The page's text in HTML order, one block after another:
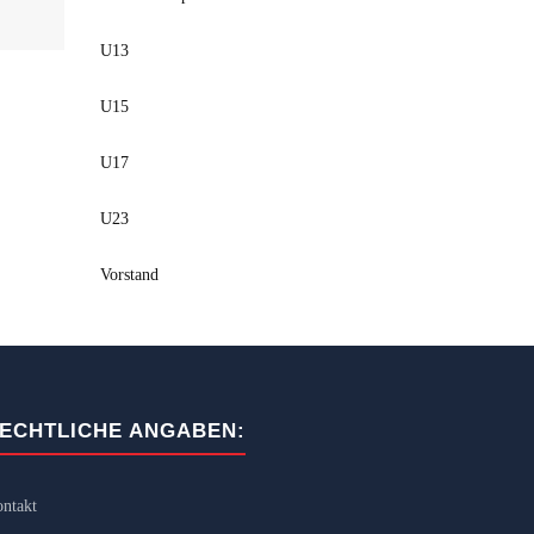
U13
U15
U17
U23
Vorstand
ANGABEN: